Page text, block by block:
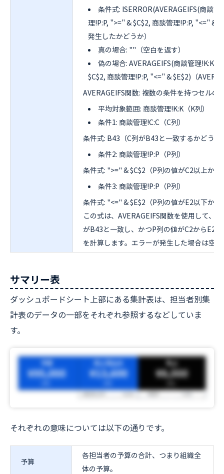
条件式: ISERROR(AVERAGEIFS(商談
理!P:P, ">=" & $C$2, 商談管理!P:P, "<=" &
発生したかどうか）
真の場合: ""（空白を返す）
偽の場合: AVERAGEIFS(商談管理!K:K,
$C$2, 商談管理!P:P, "<=" & $E$2)（
AVERAGEIFS関数: 複数の条件を持つセルの
平均対象範囲: 商談管理!K:K（K列）
条件1: 商談管理!C:C（C列）
条件式: B43（C列がB43と一致するかどうか
条件2: 商談管理!P:P（P列）
条件式: ">=" & $C$2（P列の値がC2以上かど
条件3: 商談管理!P:P（P列）
条件式: "<=" & $E$2（P列の値がE2以下かど
この式は、AVERAGEIFS関数を使用して、
がB43と一致し、かつP列の値がC2からE2
を計算します。エラーが発生した場合は空
サマリー表
ダッシュボードシート上部にある集計表は、担当者別集
計表のデータの一部をそれぞれ参照するなどしていま
す。
それぞれの意味については以下の通りです。
予算
各担当者の予算の合計、つまり組織全
体の予算。